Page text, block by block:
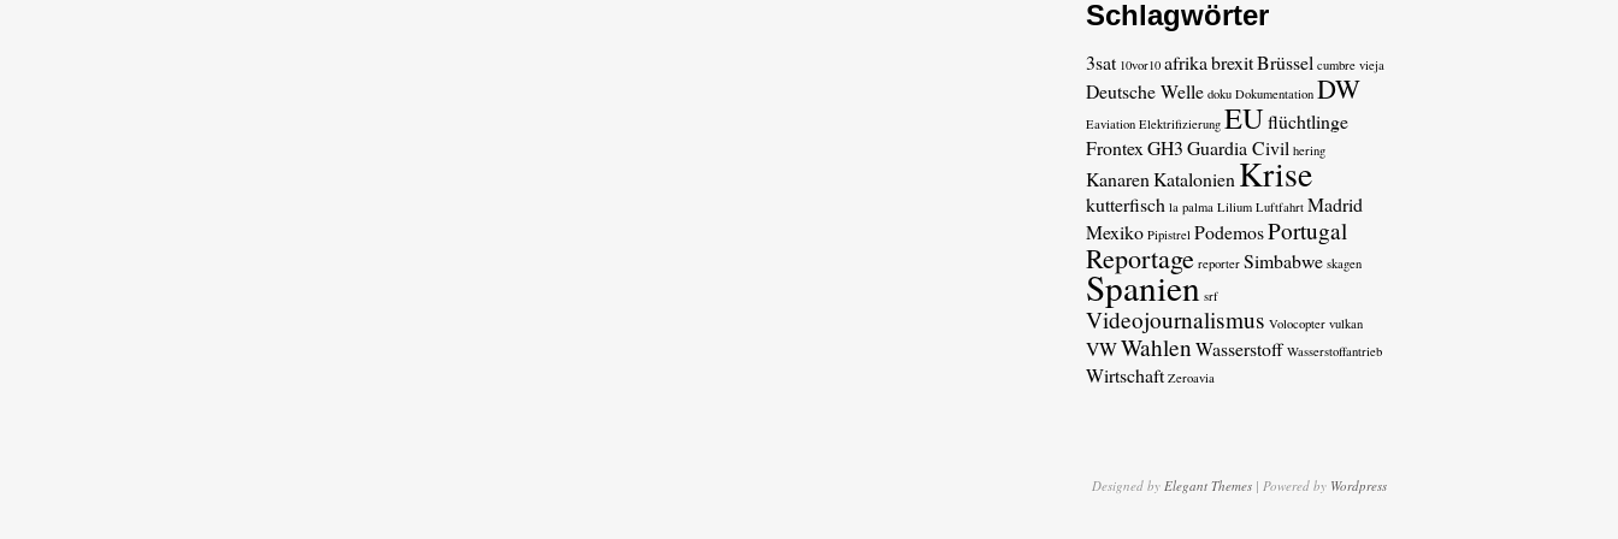
Schlagwörter
3sat 10vor10 afrikabrexitBrüssel cumbre vieja
Deutsche Welle doku Dokumentation DW
Eaviation Elektrifizierung EUflüchtlinge
FrontexGH3Guardia Civil hering
KanarenKatalonien Krise
kutterfisch la palma Lilium Luftfahrt Madrid
Mexiko Pipistrel PodemosPortugal
Reportage reporter Simbabwe skagen
Spanien srf
Videojournalismus Volocopter vulkan
VWWahlenWasserstoff Wasserstoffantrieb
Wirtschaft Zeroavia
Designed by Elegant Themes | Powered by Wordpress